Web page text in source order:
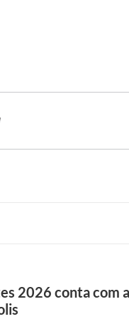
Esporte
2026 conta com